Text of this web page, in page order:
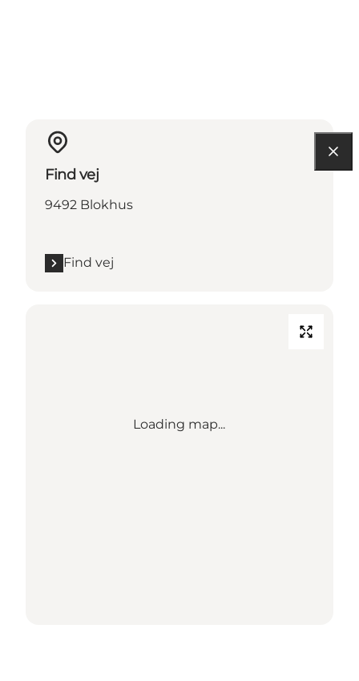
Find vej
9492 Blokhus
Find vej
Loading map...